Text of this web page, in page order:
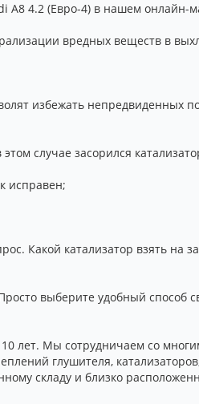
4.2 (Евро-4) в нашем онлайн-
вредных веществ в
избежать непредвиденных
случае засорился
исправен;
Какой катализатор взять на
выберите удобный способ
лет. Мы сотрудничаем со
глушителя,
складу и близко